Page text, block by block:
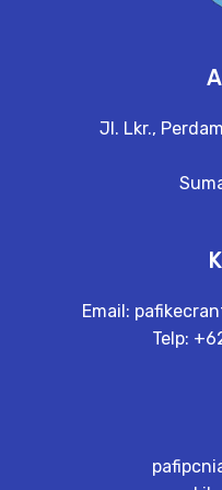
Jl. Lkr.,
Email:
Telp: